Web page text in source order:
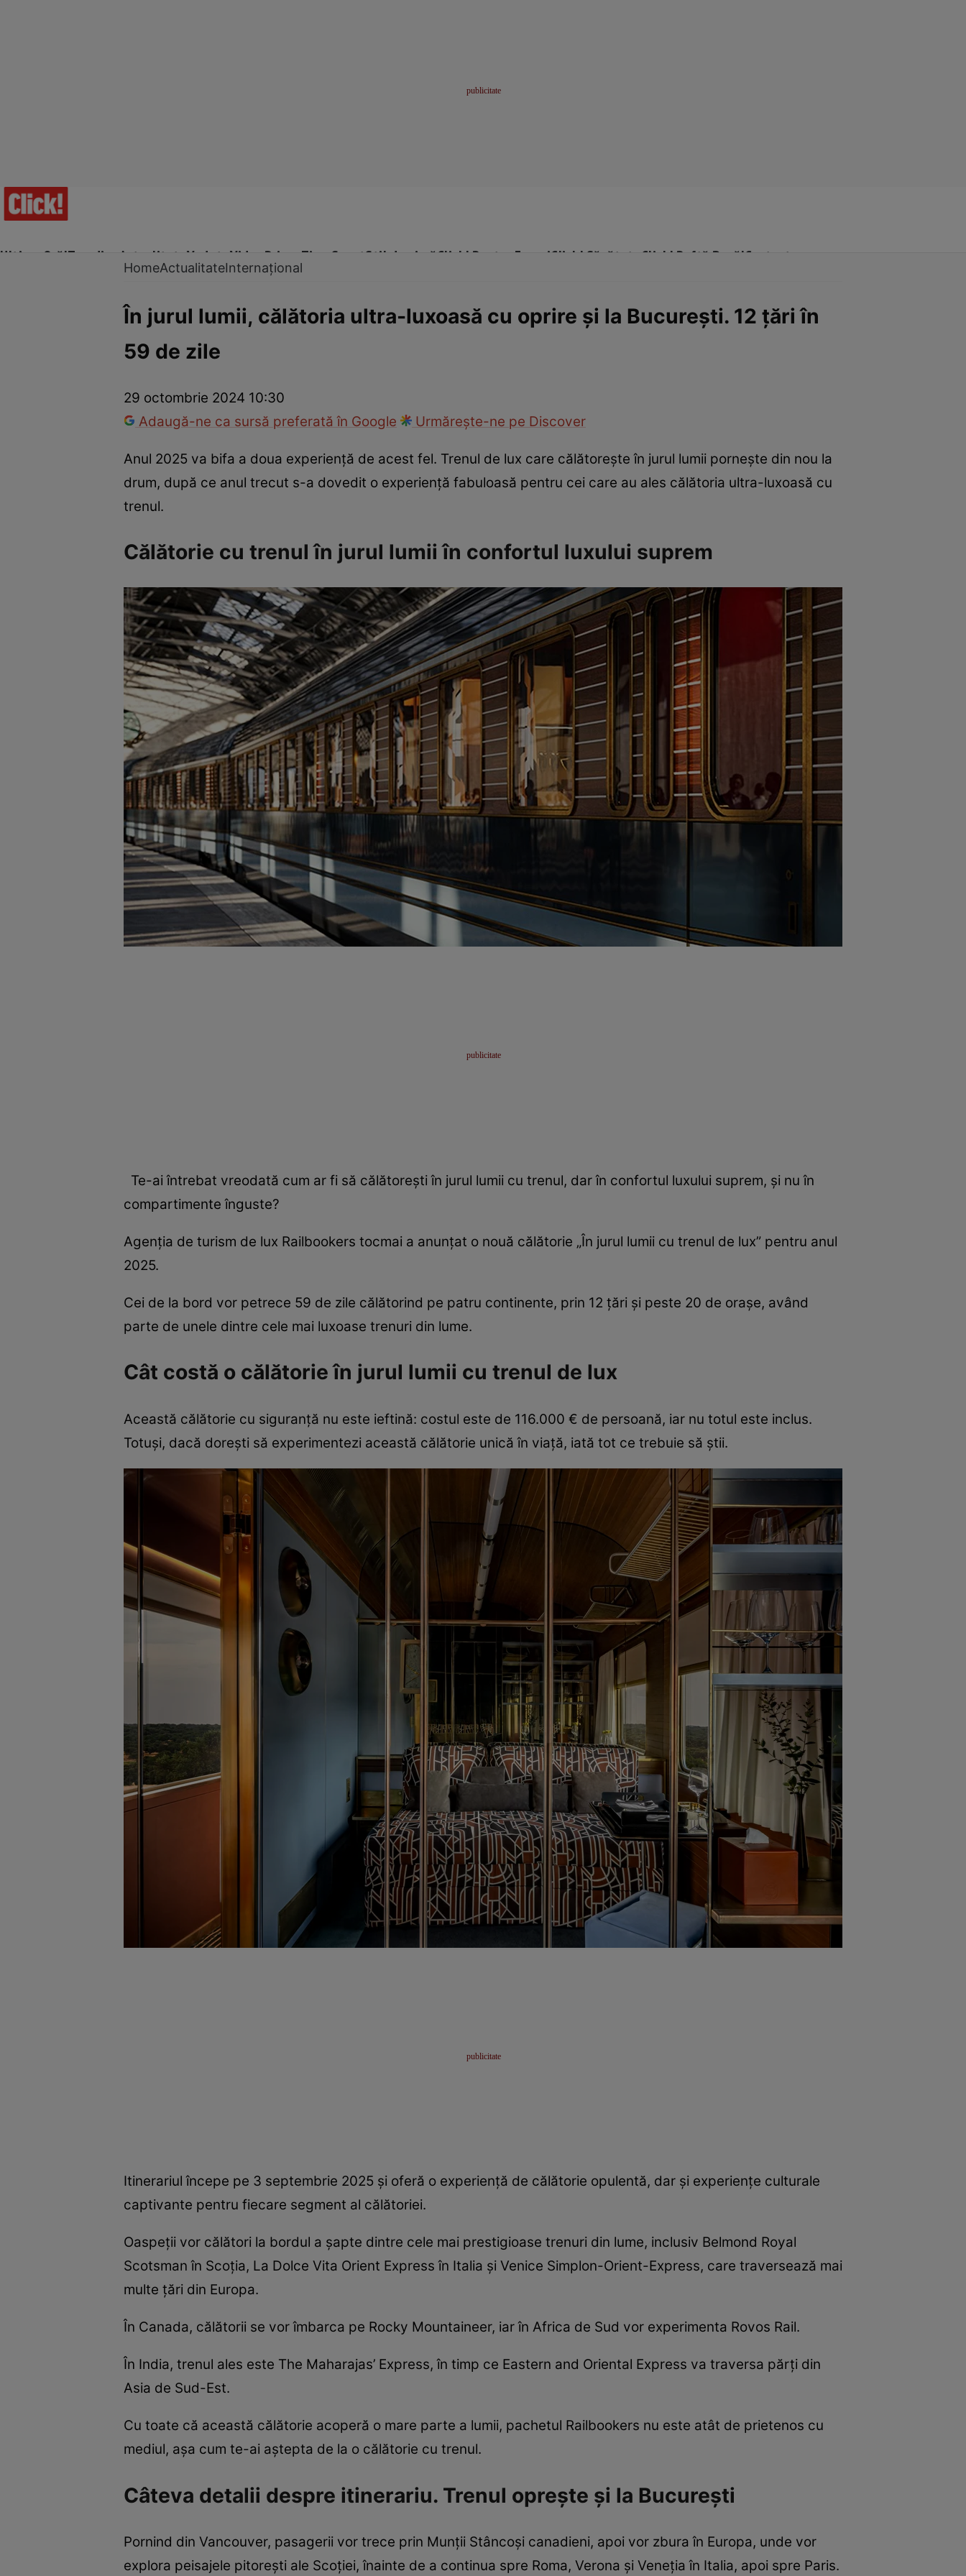
Ultima Oră!Trending Actualitate Vedete Video Prime Time SportStil de viațăClick! Pentru FemeiClick! Sănătate Click! Poftă Bună!Contact
InternaționalFapt divers
HomeActualitateInternațional
În jurul lumii, călătoria ultra-luxoasă cu oprire și la București. 12 țări în
59 de zile
29 octombrie 2024 10:30
Adaugă-ne ca sursă preferată în Google
Urmărește-ne pe Discover
Anul 2025 va bifa a doua experiență de acest fel. Trenul de lux care călătorește în jurul lumii pornește din nou la
drum, după ce anul trecut s-a dovedit o experiență fabuloasă pentru cei care au ales călătoria ultra-luxoasă cu
trenul.
Călătorie cu trenul în jurul lumii în confortul luxului suprem
Te-ai întrebat vreodată cum ar fi să călătorești în jurul lumii cu trenul, dar în confortul luxului suprem, și nu în
compartimente înguste?
Agenția de turism de lux Railbookers tocmai a anunțat o nouă călătorie „În jurul lumii cu trenul de lux” pentru anul
2025.
Cei de la bord vor petrece 59 de zile călătorind pe patru continente, prin 12 țări și peste 20 de orașe, având
parte de unele dintre cele mai luxoase trenuri din lume.
Cât costă o călătorie în jurul lumii cu trenul de lux
Această călătorie cu siguranță nu este ieftină: costul este de 116.000 € de persoană, iar nu totul este inclus.
Totuși, dacă dorești să experimentezi această călătorie unică în viață, iată tot ce trebuie să știi.
Itinerariul începe pe 3 septembrie 2025 și oferă o experiență de călătorie opulentă, dar și experiențe culturale
captivante pentru fiecare segment al călătoriei.
Oaspeții vor călători la bordul a șapte dintre cele mai prestigioase trenuri din lume, inclusiv Belmond Royal
Scotsman în Scoția, La Dolce Vita Orient Express în Italia și Venice Simplon-Orient-Express, care traversează mai
multe țări din Europa.
În Canada, călătorii se vor îmbarca pe Rocky Mountaineer, iar în Africa de Sud vor experimenta Rovos Rail.
În India, trenul ales este The Maharajas’ Express, în timp ce Eastern and Oriental Express va traversa părți din
Asia de Sud-Est.
Cu toate că această călătorie acoperă o mare parte a lumii, pachetul Railbookers nu este atât de prietenos cu
mediul, așa cum te-ai aștepta de la o călătorie cu trenul.
Câteva detalii despre itinerariu. Trenul oprește și la București
Pornind din Vancouver, pasagerii vor trece prin Munții Stâncoși canadieni, apoi vor zbura în Europa, unde vor
explora peisajele pitorești ale Scoției, înainte de a continua spre Roma, Verona și Veneția în Italia, apoi spre Paris.